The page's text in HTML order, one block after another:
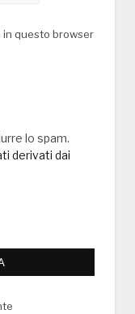
in questo browser
lo spam.
derivati dai